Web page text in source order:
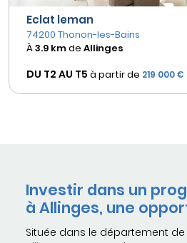
Eclat leman
74200 Thonon-les-Bains
À3.9 kmde Allinges
DU T2 AU T5 à partir de 219 000 €
Investir dans un
à Allinges, une
Située dans le département de